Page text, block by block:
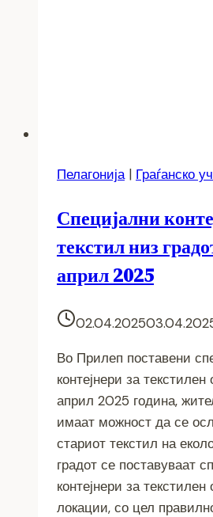
Пелагонија| Граѓанско
Специјални
текстил низ
април 2025
02.04.2025
Во Прилеп поставени
контејнери за
април 2025 година,
имаат можност да се
стариот текстил на
градот се поставуваат
контејнери за
локации, со цел